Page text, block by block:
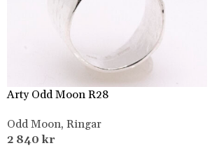
Arty Odd Moon R28
Odd Moon, Ringar
2 840kr